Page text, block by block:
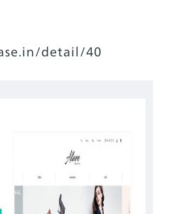
detail/40